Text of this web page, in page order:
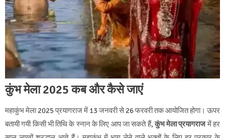
कुंभ मेला 2025 कब और कैसे जाएं
महाकुंभ मेला 2025 प्रयागराज में 13 जनवरी से 26 फरवरी तक आयोजित होगा। ऊपर
बतायी गयी किसी भी तिथि के स्नान के लिए आप जा सकते हैं,कुंभ मेला प्रयागराजमें हर